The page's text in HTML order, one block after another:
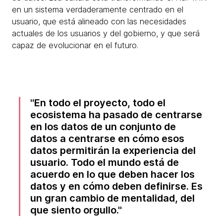
en un sistema verdaderamente centrado en el
usuario, que está alineado con las necesidades
actuales de los usuarios y del gobierno, y que será
capaz de evolucionar en el futuro.
En todo el proyecto, todo el
ecosistema ha pasado de centrarse
en los datos de un conjunto de
datos a centrarse en cómo esos
datos permitirán la experiencia del
usuario. Todo el mundo está de
acuerdo en lo que deben hacer los
datos y en cómo deben definirse. Es
un gran cambio de mentalidad, del
que siento orgullo.